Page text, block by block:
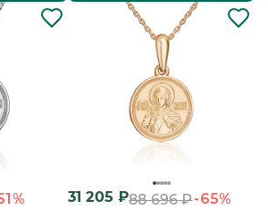
31 205 ₽88 696₽-65%